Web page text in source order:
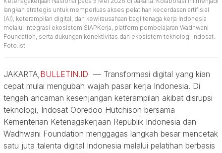
langkah strategis untuk memperluas akses pelatihan kecerdasan artifisial
(AI), keterampilan digital, dan kewirausahaan bagi tenaga kerja Indonesia
melalui integrasi ekosistem SIAPKerja, platform pembelajaran Wadhwani
Foundation, serta dukungan konektivitas dan ekosistem teknologi Indosat.
Foto:Ist
JAKARTA,BULLETIN.ID — Transformasi digital yang kian
cepat mulai mengubah wajah pasar kerja Indonesia. Di
tengah ancaman kesenjangan keterampilan akibat disrupsi
teknologi, Indosat Ooredoo Hutchison bersama
Kementerian Ketenagakerjaan Republik Indonesia dan
Wadhwani Foundation menggagas langkah besar mencetak
satu juta talenta digital Indonesia melalui pelatihan berbasis